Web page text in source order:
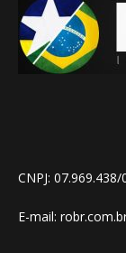
CNPJ: 07.969.438/
E-mail: